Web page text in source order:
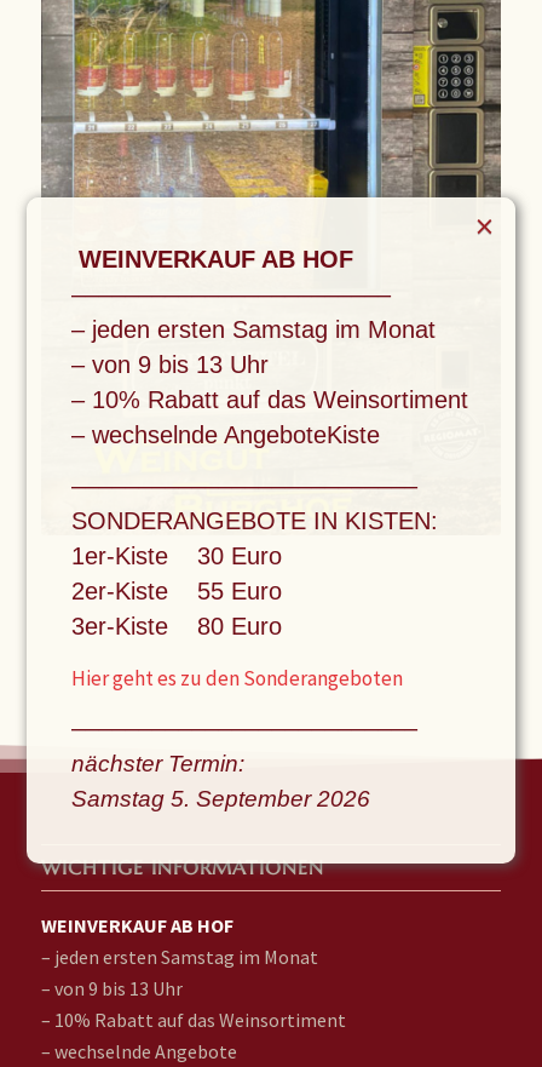
WICHTIGE INFORMATIONEN
WEINVERKAUF AB HOF
– jeden ersten Samstag im Monat
– von 9 bis 13 Uhr
– 10% Rabatt auf das Weinsortiment
– wechselnde Angebote
WEINVERKAUF AB HOF
––––––––––––––––––––––––
– jeden ersten Samstag im Monat
– von 9 bis 13 Uhr
– 10% Rabatt auf das Weinsortiment
– wechselnde AngeboteKiste
––––––––––––––––––––––––––
SONDERANGEBOTE IN KISTEN:
1er-Kiste 30 Euro
2er-Kiste 55 Euro
3er-Kiste 80 Euro
Hier geht es zu den Sonderangeboten
––––––––––––––––––––––––––
nächster Termin:
Samstag 5. September2026
×